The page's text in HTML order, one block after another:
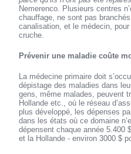
Nemerenco. Plusieurs centres
chauffage, ne sont pas
canalisation, et le médecin,
cruche.
Prévenir une maladie coûte
La médecine primaire doit
dépistage des maladies dans
gens, même malades, peuvent
Hollande etc., où le réseau
plus développé, les dépenses
dans les états où ce domaine
dépensent chaque année 5.400
et la Hollande - environ 3000 $